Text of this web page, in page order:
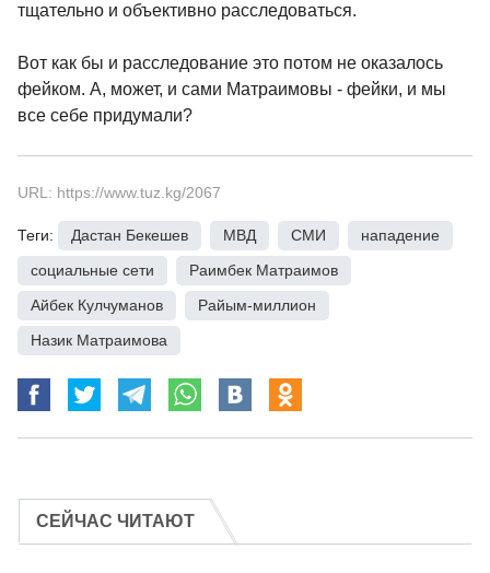
тщательно и объективно расследоваться.
Вот как бы и расследование это потом не оказалось
фейком. А, может, и сами Матраимовы - фейки, и мы
все себе придумали?
URL: https://www.tuz.kg/2067
Теги: Дастан Бекешев МВД СМИ нападение
социальные сети
Раимбек Матраимов
Айбек Кулчуманов
Райым-миллион
Назик Матраимова
СЕЙЧАС ЧИТАЮТ